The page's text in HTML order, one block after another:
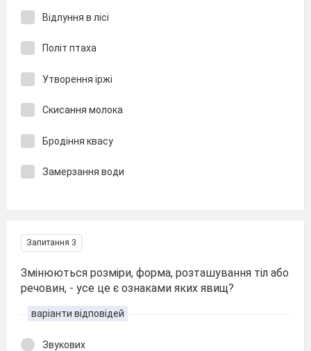
Відлуння в лісі
Політ птаха
Утворення іржі
Скисання молока
Бродіння квасу
Замерзання води
Запитання 3
Змінюються розміри, форма, розташування тіл або
речовин, - усе це є ознаками яких явищ?
варіанти відповідей
Звукових